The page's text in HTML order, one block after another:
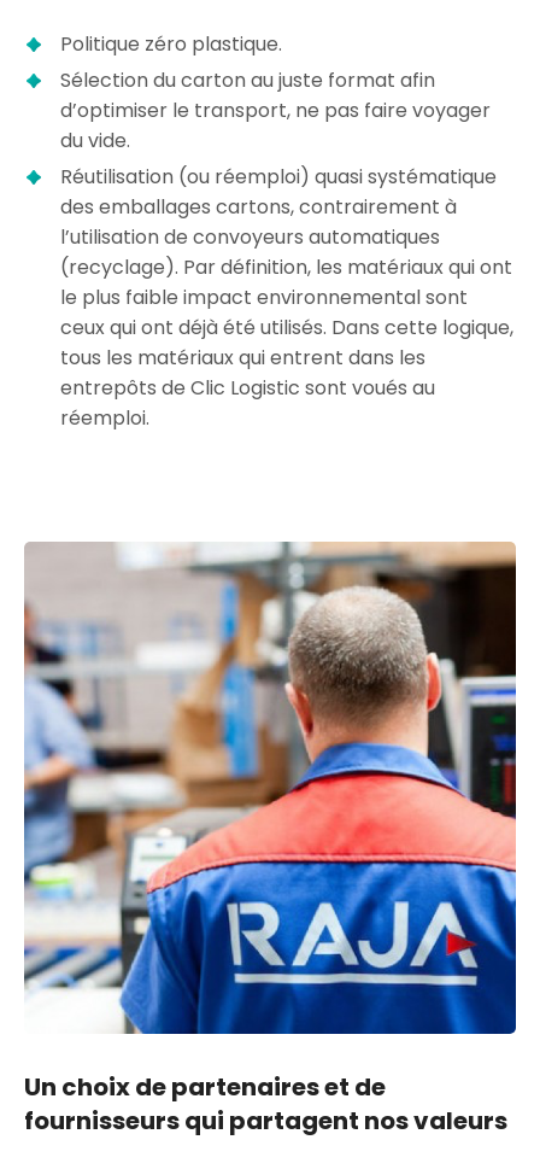
Politique zéro plastique.
Sélection du carton au juste format afin
d’optimiser le transport, ne pas faire voyager
du vide.
Réutilisation (ou réemploi) quasi systématique
des emballages cartons, contrairement à
l’utilisation de convoyeurs automatiques
(recyclage). Par définition, les matériaux qui ont
le plus faible impact environnemental sont
ceux qui ont déjà été utilisés. Dans cette logique,
tous les matériaux qui entrent dans les
entrepôts de Clic Logistic sont voués au
réemploi.
Un choix de partenaires et de
fournisseurs qui partagent nos valeurs